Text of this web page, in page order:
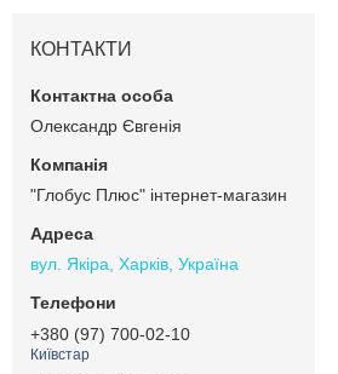
КОНТАКТИ
Олександр Євгенія
"Глобус Плюс" інтернет-магазин
вул. Якіра, Харків, Україна
+380 (97) 700-02-10
Київстар